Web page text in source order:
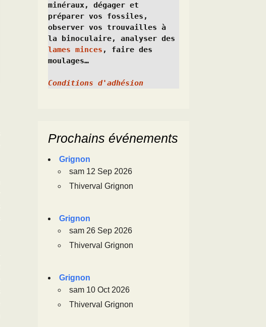
minéraux, dégager et
préparer vos fossiles,
observer vos trouvailles à
lames minces , faire des
moulages…
Conditions d'adhésion
Prochains événements
Grignon
sam 12 Sep 2026
Thiverval Grignon
Grignon
sam 26 Sep 2026
Thiverval Grignon
Grignon
sam 10 Oct 2026
Thiverval Grignon